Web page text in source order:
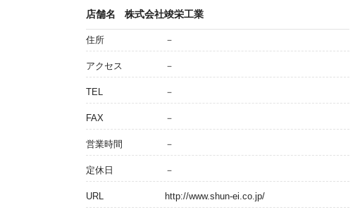
店舗名 株式会社竣栄工業
住所 －
アクセス －
TEL －
FAX －
営業時間 －
定休日 －
URL http://www.shun-ei.co.jp/